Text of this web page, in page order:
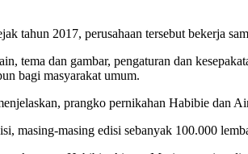
tahun 2017, perusahaan tersebut bekerja
tema dan gambar, pengaturan dan
bagi masyarakat umum.
prangko pernikahan Habibie dan
masing-masing edisi sebanyak 100.000